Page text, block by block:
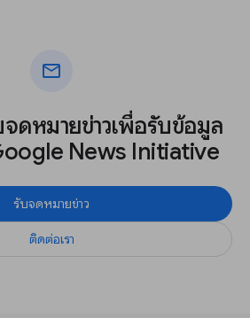
mail
ดหมายข่าวเพื่อรับข้อมูล
News Initiative
รับจดหมายข่าว
ติดต่อเรา